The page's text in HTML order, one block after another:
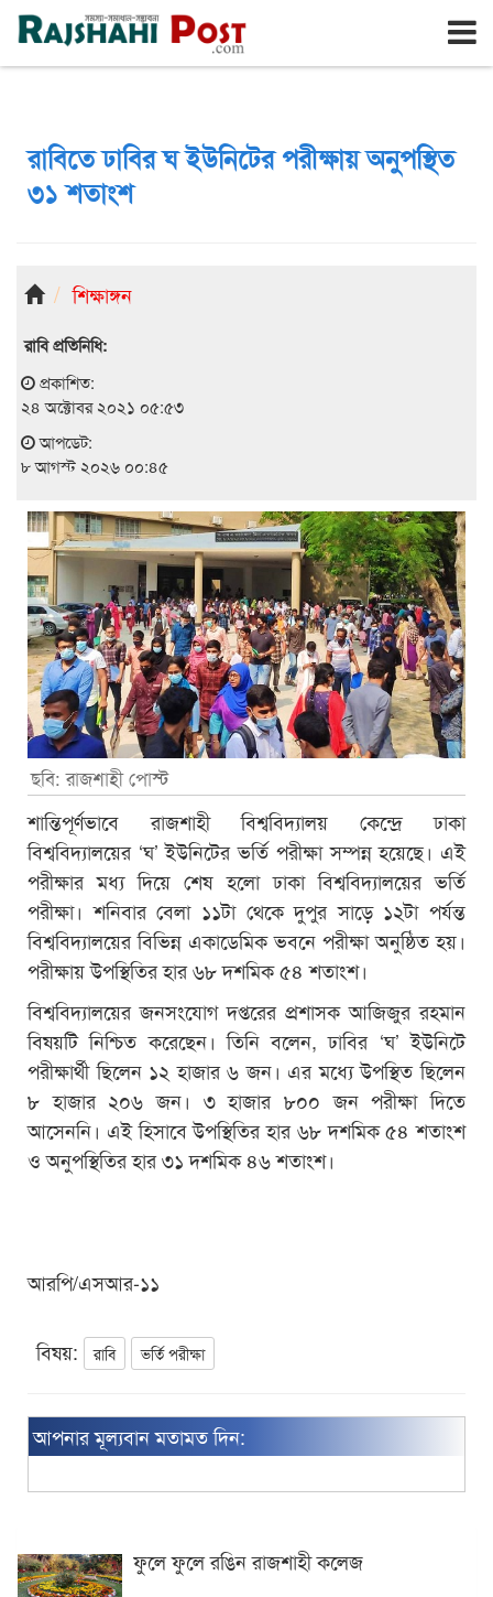
রাজশাহী শনিবার, ৮ই আগস্ট ২০২৬, ২৪শে শ্রাবণ ১৪৩৩
রাবিতে ঢাবির ঘ ইউনিটের পরীক্ষায় অনুপস্থিত
৩১ শতাংশ
শিক্ষাঙ্গন
রাবি প্রতিনিধি:
প্রকাশিত:
২৪ অক্টোবর ২০২১ ০৫:৫৩
আপডেট:
৮ আগস্ট ২০২৬ ০০:৪৫
ছবি: রাজশাহী পোস্ট
শান্তিপূর্ণভাবে রাজশাহী বিশ্ববিদ্যালয় কেন্দ্রে ঢাকা
বিশ্ববিদ্যালয়ের ‘ঘ’ ইউনিটের ভর্তি পরীক্ষা সম্পন্ন হয়েছে। এই
পরীক্ষার মধ্য দিয়ে শেষ হলো ঢাকা বিশ্ববিদ্যালয়ের ভর্তি
পরীক্ষা। শনিবার বেলা ১১টা থেকে দুপুর সাড়ে ১২টা পর্যন্ত
বিশ্ববিদ্যালয়ের বিভিন্ন একাডেমিক ভবনে পরীক্ষা অনুষ্ঠিত হয়।
পরীক্ষায় উপস্থিতির হার ৬৮ দশমিক ৫৪ শতাংশ।
বিশ্ববিদ্যালয়ের জনসংযোগ দপ্তরের প্রশাসক আজিজুর রহমান
বিষয়টি নিশ্চিত করেছেন। তিনি বলেন, ঢাবির ‘ঘ’ ইউনিটে
পরীক্ষার্থী ছিলেন ১২ হাজার ৬ জন। এর মধ্যে উপস্থিত ছিলেন
৮ হাজার ২০৬ জন। ৩ হাজার ৮০০ জন পরীক্ষা দিতে
আসেননি। এই হিসাবে উপস্থিতির হার ৬৮ দশমিক ৫৪ শতাংশ
ও অনুপস্থিতির হার ৩১ দশমিক ৪৬ শতাংশ।
আরপি/এসআর-১১
বিষয়: রাবি ভর্তি পরীক্ষা
আপনার মূল্যবান মতামত দিন:
ফুলে ফুলে রঙিন রাজশাহী কলেজ